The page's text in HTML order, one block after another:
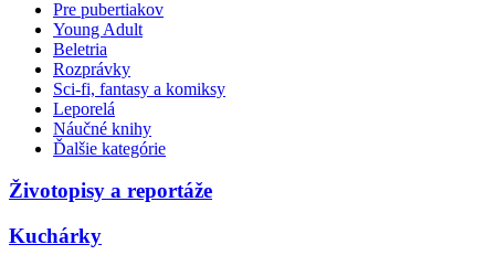
Pre pubertiakov
Young Adult
Beletria
Rozprávky
Sci-fi, fantasy a komiksy
Leporelá
Náučné knihy
Ďalšie kategórie
Životopisy a reportáže
Kuchárky